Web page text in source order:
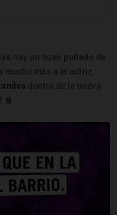
hay un buen puñado de
mucho más a la actriz,
dentro de la nueva
🍿